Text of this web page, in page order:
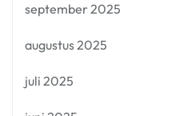
september 2025
augustus 2025
juli 2025